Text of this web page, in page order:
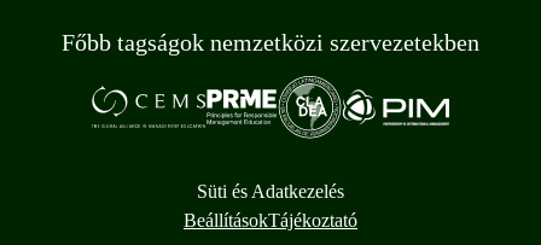
Főbb tagságok nemzetközi szervezetekben
Süti és Adatkezelés
BeállításokTájékoztató